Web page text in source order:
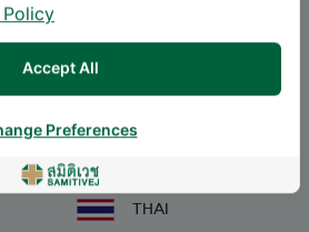
Surgery-
Surgery
ဘာသာစကား
THAI
Accept All
Preferences